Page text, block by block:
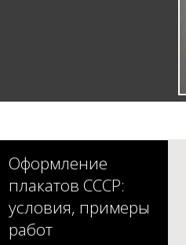
Оформление
плакатов СССР:
условия, примеры
работ